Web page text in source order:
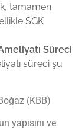
tamamen
SGK
Süreci
süreci şu
(KBB)
yapısını ve